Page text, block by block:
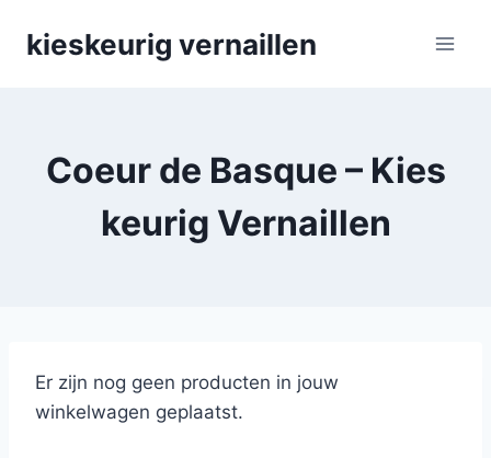
kieskeurig vernaillen
Coeur de Basque – Kies
keurig Vernaillen
Er zijn nog geen producten in jouw
winkelwagen geplaatst.